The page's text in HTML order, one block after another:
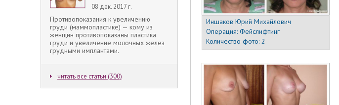
08 дек. 2017 г.
Противопоказания к увеличению
груди (маммопластике) — кому из
женщин противопоказаны пластика
груди и увеличение молочных желез
грудными имплантами.
читать все статьи (300)
Иншаков Юрий Михайлович
Операция:Фейслифтинг
Количество фото:2